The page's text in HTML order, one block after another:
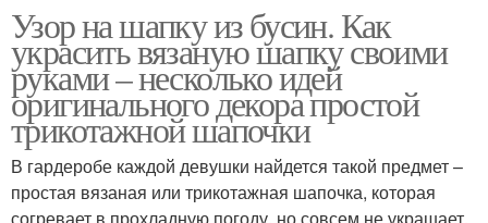
Узор на шапку из бусин. Как
украсить вязаную шапку своими
руками – несколько идей
оригинального декора простой
трикотажной шапочки
В гардеробе каждой девушки найдется такой предмет –
простая вязаная или трикотажная шапочка, которая